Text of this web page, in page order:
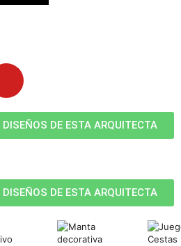
DE ESTA ARQUITECTA
DE ESTA ARQUITECTA